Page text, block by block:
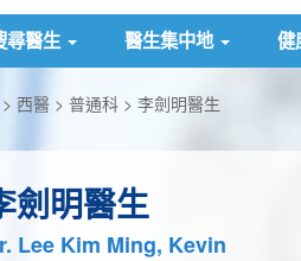
尋醫生 醫生集中地 健
西醫 普通科 李劍明醫生
劍明醫生
Lee Kim Ming, Kevin